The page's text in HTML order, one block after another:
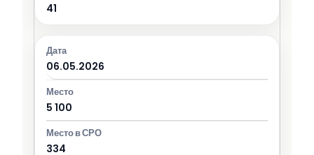
41
06.05.2026
5 100
334